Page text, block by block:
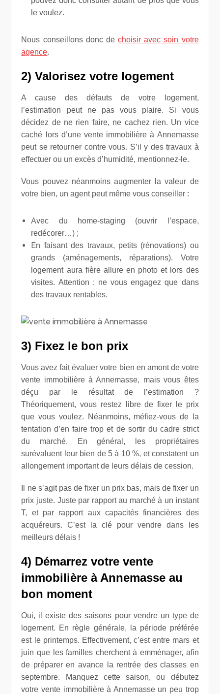
le voulez.
Nous conseillons donc dechoisir avec soin votre
agence.
2) Valorisez votre logement
A cause des défauts de votre logement,
l’estimation peut ne pas vous plaire. Si vous
décidez de ne rien faire, ne cachez rien. Un vice
caché lors d’une vente immobilière à Annemasse
peut se retourner contre vous. S’il y des travaux à
effectuer ou un excès d’humidité, mentionnez-le.
Vous pouvez néanmoins augmenter la valeur de
votre bien, un agent peut même vous conseiller :
Avec du home-staging (ouvrir l’espace,
redécorer…) ;
En faisant des travaux, petits (rénovations) ou
grands (aménagements, réparations). Votre
logement aura fière allure en photo et lors des
visites. Attention : ne vous engagez que dans
des travaux rentables.
3) Fixez le bon prix
Vous avez fait évaluer votre bien en amont de votre
vente immobilière à Annemasse, mais vous êtes
déçu par le résultat de l’estimation ?
Théoriquement, vous restez libre de fixer le prix
que vous voulez. Néanmoins, méfiez-vous de la
tentation d’en faire trop et de sortir du cadre strict
du marché. En général, les propriétaires
surévaluent leur bien de 5 à 10 %, et constatent un
allongement important de leurs délais de cession.
Il ne s’agit pas de fixer un prix bas, mais de fixer un
prix juste. Juste par rapport au marché à un instant
T, et par rapport aux capacités financières des
acquéreurs. C’est la clé pour vendre dans les
meilleurs délais !
4) Démarrez votre vente
immobilière à Annemasse au
bon moment
Oui, il existe des saisons pour vendre un type de
logement. En règle générale, la période préférée
est le printemps. Effectivement, c’est entre mars et
juin que les familles cherchent à emménager, afin
de préparer en avance la rentrée des classes en
septembre. Manquez cette saison, ou débutez
votre vente immobilière à Annemasse un peu trop